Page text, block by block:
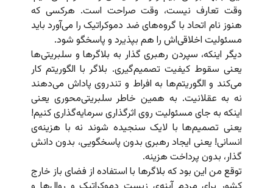
وقت تعارف نیست، وقت صراحت است. هرکسی که
هنوز نام اتحاد با گروه‌های ضد دموکراتیک را می‌آورد باید
مسئولیت اخلاقی‌اش را هم بپذیرد و پاسخگو شود.
دیگر اینکه، سپردن رهبری گذار به بلاگرها و سلبریتی‌ها
یعنی سقوط کیفیت تصمیم‌گیری. بلاگر با الگوریتم کار
می‌کند و الگوریتم‌ها به افراط و تندروی پاداش می‌دهند
نه به عقلانیت. به همین خاطر سلبریتی‌محوری یعنی
اینکه به جای مسئولیت روی اثرگذاری سرمایه‌گذاری کنیم!
یعنی تصمیم‌ها با لایک سنجیده شوند نه با هزینه‌ی
انسانی! یعنی ایجاد رهبری بدون پاسخگویی، بدون دانش
گذار، بدون پرداخت هزینه.
توقع من این بود که بلاگرها با استفاده از فضای باز خارج